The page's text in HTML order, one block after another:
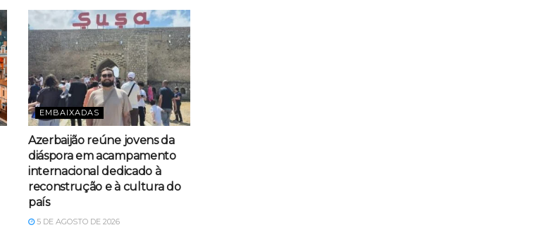
EMBAIXADAS
Azerbaijão reúne jovens da
diáspora em acampamento
internacional dedicado à
reconstrução e à cultura do
país
5 DE AGOSTO DE 2026